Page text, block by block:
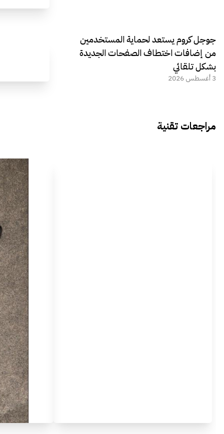
جوجل كروم يستعد لحماية المستخدمين
من إضافات اختطاف الصفحات الجديدة
بشكل تلقائي
3 أغسطس 2026
مراجعات تقنية